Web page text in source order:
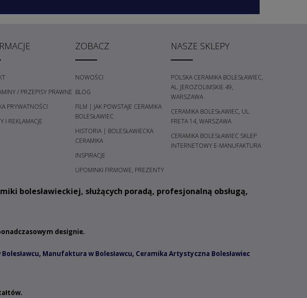
/ PRZEPISY PRAWNE
PRYWATNOŚCI
I REKLAMACJE
ZOBACZ
NOWOŚCI
BLOG
FILM | JAK POWSTAJE CERAMIKA
BOLESŁAWIEC
HISTORIA | BOLESŁAWIECKA
CERAMIKA
INSPIRACJE
UPOMINKI FIRMOWE, PREZENTY
NASZE SKLEPY
POLSKA CERAMIKA BOLESŁAWIEC,
AL. JEROZOLIMSKIE 49,
WARSZAWA
CERAMIKA BOLESŁAWIEC, UL.
FRETA 14, WARSZAWA
CERAMIKA BOLESŁAWIEC SKLEP
INTERNETOWY E-MANUFAKTURA
bolesławieckiej, służących poradą, profesjonalną obsługą,
designie.
, Manufaktura w Bolesławcu, Ceramika Artystyczna Bolesławiec
.